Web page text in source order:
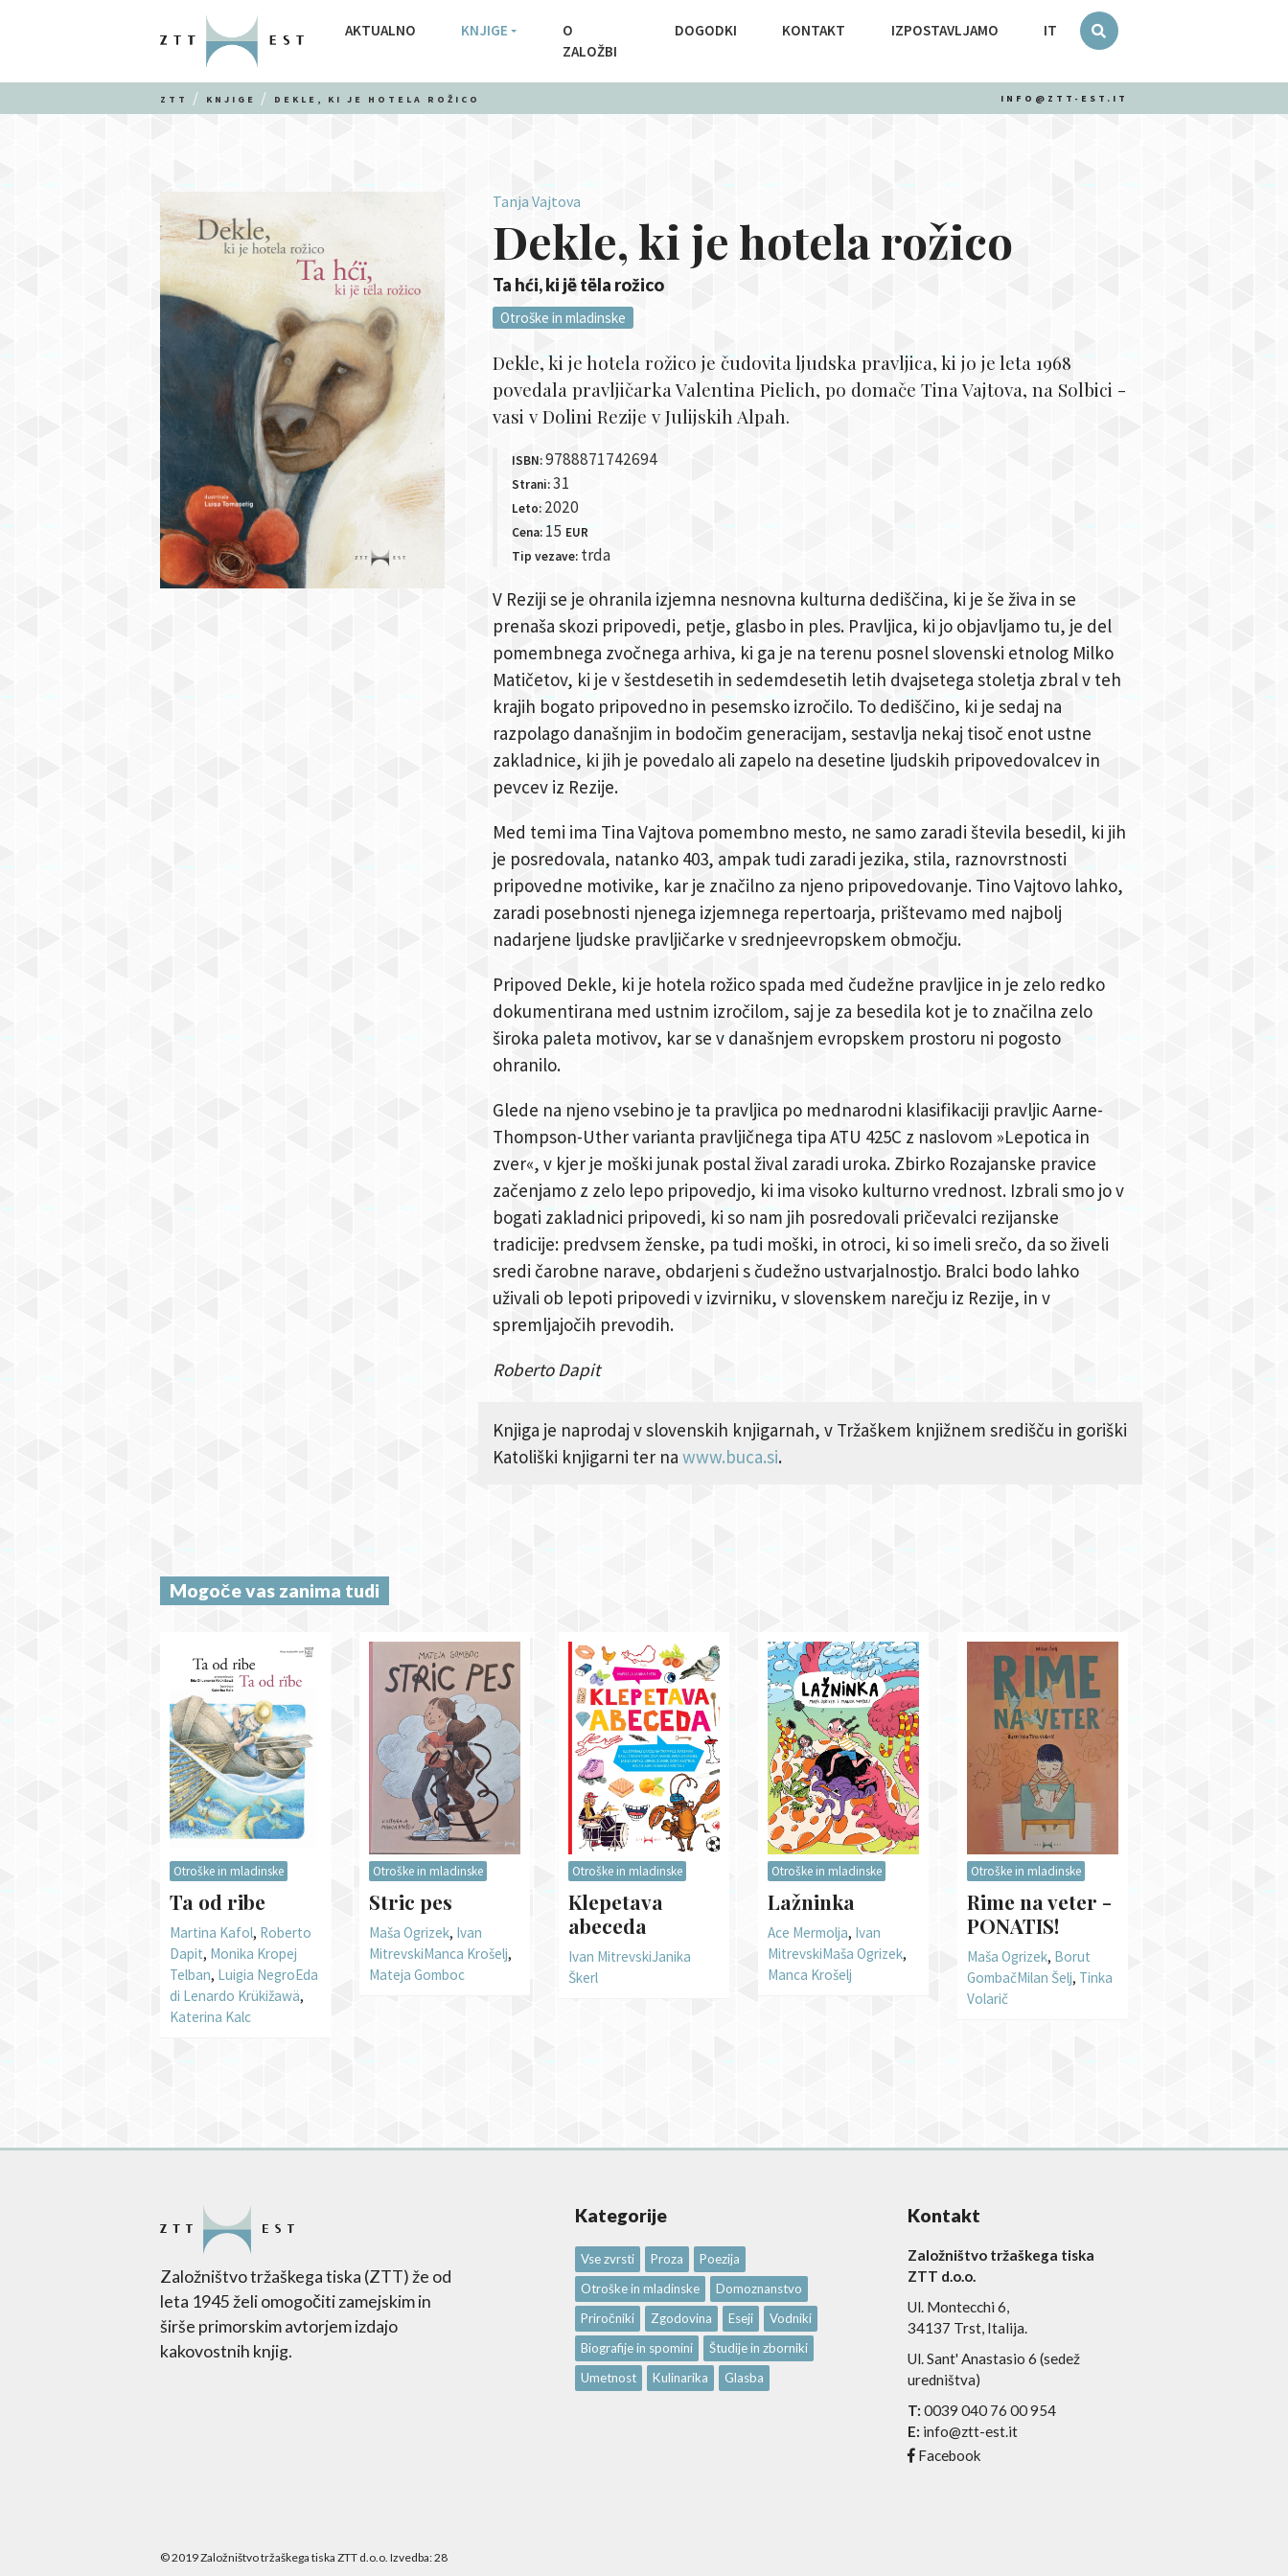
AKTUALNO KNJIGE
O
ZALOŽBI
DOGODKI KONTAKT IZPOSTAVLJAMO IT
ZTT KNJIGE DEKLE, KI JE HOTELA ROŽICO INFO@ZTT-EST.IT
Tanja Vajtova
Dekle, ki je hotela rožico
Ta hći, ki jë tëla rožico
Otroške in mladinske
Dekle, ki je hotela rožico je čudovita ljudska pravljica, ki jo je leta 1968
povedala pravljičarka Valentina Pielich, po domače Tina Vajtova, na Solbici -
vasi v Dolini Rezije v Julijskih Alpah.
ISBN:9788871742694
Strani:31
Leto: 2020
Cena:15 EUR
Tip vezave: trda
V Reziji se je ohranila izjemna nesnovna kulturna dediščina, ki je še živa in se
prenaša skozi pripovedi, petje, glasbo in ples. Pravljica, ki jo objavljamo tu, je del
pomembnega zvočnega arhiva, ki ga je na terenu posnel slovenski etnolog Milko
Matičetov, ki je v šestdesetih in sedemdesetih letih dvajsetega stoletja zbral v teh
krajih bogato pripovedno in pesemsko izročilo. To dediščino, ki je sedaj na
razpolago današnjim in bodočim generacijam, sestavlja nekaj tisoč enot ustne
zakladnice, ki jih je povedalo ali zapelo na desetine ljudskih pripovedovalcev in
pevcev iz Rezije.
Med temi ima Tina Vajtova pomembno mesto, ne samo zaradi števila besedil, ki jih
je posredovala, natanko 403, ampak tudi zaradi jezika, stila, raznovrstnosti
pripovedne motivike, kar je značilno za njeno pripovedovanje. Tino Vajtovo lahko,
zaradi posebnosti njenega izjemnega repertoarja, prištevamo med najbolj
nadarjene ljudske pravljičarke v srednjeevropskem območju.
Pripoved Dekle, ki je hotela rožico spada med čudežne pravljice in je zelo redko
dokumentirana med ustnim izročilom, saj je za besedila kot je to značilna zelo
široka paleta motivov, kar se v današnjem evropskem prostoru ni pogosto
ohranilo.
Glede na njeno vsebino je ta pravljica po mednarodni klasifikaciji pravljic Aarne-
Thompson-Uther varianta pravljičnega tipa ATU 425C z naslovom »Lepotica in
zver«, v kjer je moški junak postal žival zaradi uroka. Zbirko Rozajanske pravice
začenjamo z zelo lepo pripovedjo, ki ima visoko kulturno vrednost. Izbrali smo jo v
bogati zakladnici pripovedi, ki so nam jih posredovali pričevalci rezijanske
tradicije: predvsem ženske, pa tudi moški, in otroci, ki so imeli srečo, da so živeli
sredi čarobne narave, obdarjeni s čudežno ustvarjalnostjo. Bralci bodo lahko
uživali ob lepoti pripovedi v izvirniku, v slovenskem narečju iz Rezije, in v
spremljajočih prevodih.
Roberto Dapit
Knjiga je naprodaj v slovenskih knjigarnah, v Tržaškem knjižnem središču in goriški
Katoliški knjigarni ter na www.buca.si.
Mogoče vas zanima tudi
Otroške in mladinske
Ta od ribe
Martina Kafol, Roberto
Dapit, Monika Kropej
Telban, Luigia NegroEda
di Lenardo Krükižawä,
Katerina Kalc
Otroške in mladinske
Stric pes
Maša Ogrizek, Ivan
MitrevskiManca Krošelj,
Mateja Gomboc
Otroške in mladinske
Klepetava
abeceda
Ivan MitrevskiJanika
Škerl
Otroške in mladinske
Lažninka
Ace Mermolja, Ivan
MitrevskiMaša Ogrizek,
Manca Krošelj
Otroške in mladinske
Rime na veter -
PONATIS!
Maša Ogrizek, Borut
GombačMilan Šelj, Tinka
Volarič
Založništvo tržaškega tiska (ZTT) že od
leta 1945 želi omogočiti zamejskim in
širše primorskim avtorjem izdajo
kakovostnih knjig.
Kategorije
Vse zvrsti Proza
Poezija
Otroške in mladinske
Domoznanstvo
Priročniki
Zgodovina Eseji
Vodniki
Biografije in spomini
Študije in zborniki
Umetnost
Kulinarika Glasba
Kontakt
Založništvo tržaškega tiska
ZTT d.o.o.
Ul. Montecchi 6,
34137 Trst, Italija.
Ul. Sant' Anastasio 6 (sedež
uredništva)
T: 0039 040 76 00 954
E: info@ztt-est.it
Facebook
© 2019 Založništvo tržaškega tiska ZTT d.o.o. Izvedba:28